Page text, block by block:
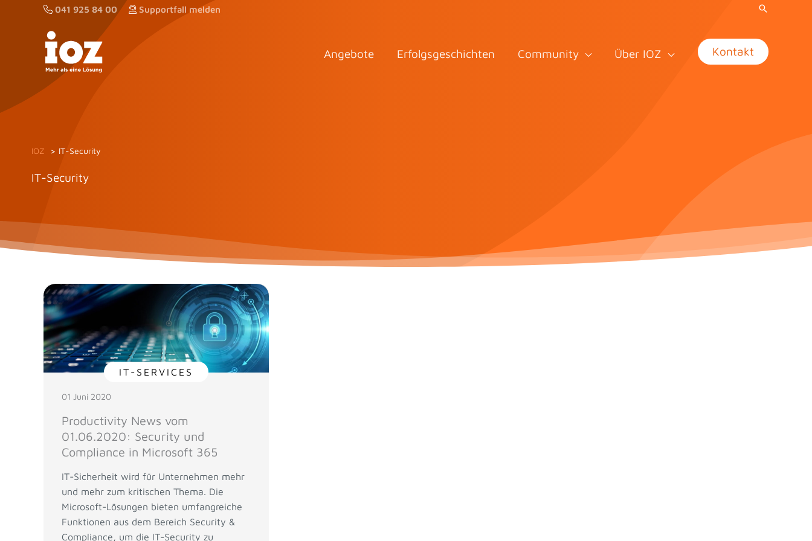
041 925 84 00 Supportfall melden
Angebote Erfolgsgeschichten Community Über IOZ Kontakt
IOZ IT-Security
IT-Security
IT-SERVICES
01 Juni 2020
Productivity News vom
01.06.2020: Security und
Compliance in Microsoft 365
IT-Sicherheit wird für Unternehmen mehr
und mehr zum kritischen Thema. Die
Microsoft-Lösungen bieten umfangreiche
Funktionen aus dem Bereich Security &
Compliance, um die IT-Security zu